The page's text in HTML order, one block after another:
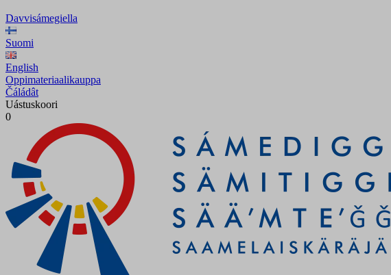
Davvisámegiella
Suomi
English
Oppimateriaalikauppa
Čáládât
Uástuskoori
0